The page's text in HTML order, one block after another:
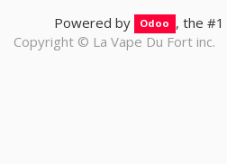
Powered by Odoo , the #1
Copyright © La Vape Du Fort inc.